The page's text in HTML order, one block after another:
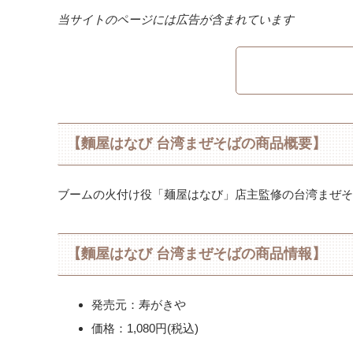
当サイトのページには広告が含まれています
【麵屋はなび 台湾まぜそばの商品概要】
ブームの火付け役「麺屋はなび」店主監修の台湾まぜ
【麵屋はなび 台湾まぜそばの商品情報】
発売元：寿がきや
価格：1,080円(税込)